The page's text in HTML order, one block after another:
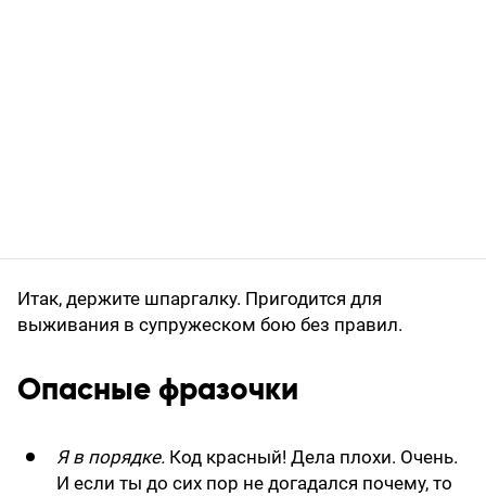
Итак, держите шпаргалку. Пригодится для
выживания в супружеском бою без правил.
Опасные фразочки
Я в порядке. Код красный! Дела плохи. Очень.
И если ты до сих пор не догадался почему, то